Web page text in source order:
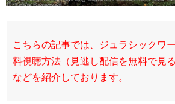
こちらの記事では、ジュラシックワ
料視聴方法（見逃し配信を無料で見
などを紹介しております。